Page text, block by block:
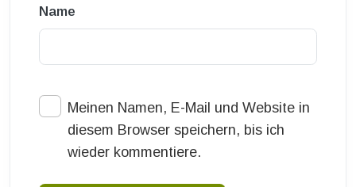
Name
Meinen Namen, E-Mail und Website in
diesem Browser speichern, bis ich
wieder kommentiere.